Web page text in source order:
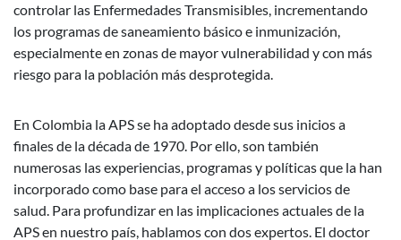
controlar las Enfermedades Transmisibles, incrementando
los programas de saneamiento básico e inmunización,
especialmente en zonas de mayor vulnerabilidad y con más
riesgo para la población más desprotegida.
En Colombia la APS se ha adoptado desde sus inicios a
finales de la década de 1970. Por ello, son también
numerosas las experiencias, programas y políticas que la han
incorporado como base para el acceso a los servicios de
salud. Para profundizar en las implicaciones actuales de la
APS en nuestro país, hablamos con dos expertos. El doctor